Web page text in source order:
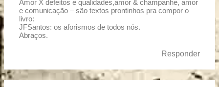
Amor X defeitos e qualidades,amor & champanhe, amor
e comunicação – são textos prontinhos pra compor o
livro:
JFSantos: os aforismos de todos nós.
Abraços.
Responder